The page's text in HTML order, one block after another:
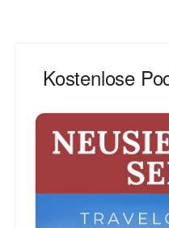
Kostenlose